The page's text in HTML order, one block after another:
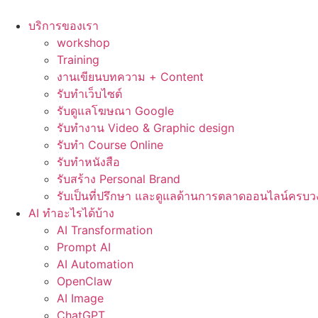
บริการของเรา
workshop
Training
งานเขียนบทความ + Content
รับทำเว็บไซต์
รับดูแลโฆษณา Google
รับทำงาน Video & Graphic design
รับทำ Course Online
รับทำหนังสือ
รับสร้าง Personal Brand
รับเป็นที่ปรึกษา และดูแลด้านการตลาดออนไลน์ครบว
AI ทำอะไรได้บ้าง
AI Transformation
Prompt AI
AI Automation
OpenClaw
AI Image
ChatGPT